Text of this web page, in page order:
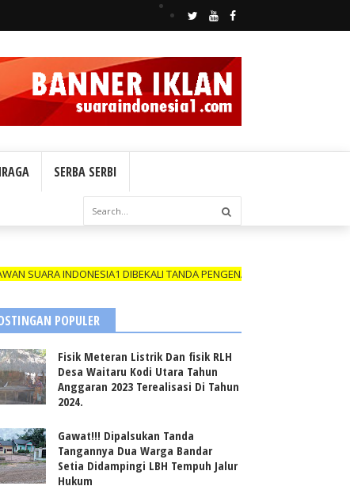
SERBA SERBI
INDONESIA1 DIBEKALI TANDA PENGENAL (ID CARD) YANG MASIH
POPULER
Fisik Meteran Listrik Dan fisik RLH
Desa Waitaru Kodi Utara Tahun
Anggaran 2023 Terealisasi Di Tahun
2024.
Gawat!!! Dipalsukan Tanda
Tangannya Dua Warga Bandar
Setia Didampingi LBH Tempuh Jalur
Hukum